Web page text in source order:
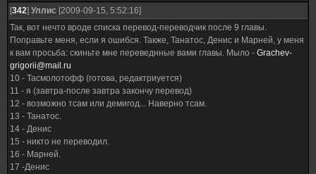
[342] Уллис [2009-09-15, 5:52:16]
Так, вот нечто вроде списка перевод-переводчик после 9 главы.
Поправьте меня, если я ошибся. Также, Танатос, Денис и Марней, у меня
к вам просьба: скиньте мне переведнные вами главы. Мыло - Grachev-
grigorii@mail.ru
10 - Тасмолотофф (готова, редактриуется)
11 - я (завтра-после завтра закончу перевод)
12 - возможно тсам или демигод... Наверно тсам.
13 - Танатос.
14 - Денис
15 - никто не переводил.
16 - Марней.
17 -Денис